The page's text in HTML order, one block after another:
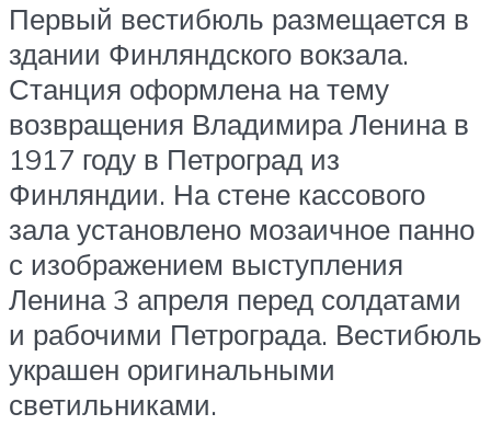
Первый вестибюль размещается в
здании Финляндского вокзала.
Станция оформлена на тему
возвращения Владимира Ленина в
1917 году в Петроград из
Финляндии. На стене кассового
зала установлено мозаичное панно
с изображением выступления
Ленина 3 апреля перед солдатами
и рабочими Петрограда. Вестибюль
украшен оригинальными
светильниками.